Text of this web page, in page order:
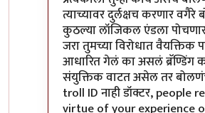
त्याच्यावर दुर्लक्षच करणार
कुठल्या लॉजिकल एंडला
जरा तुमच्या विरोधात वैयक्तिक
आधारित गेलं का असलं ब्रॅण्डिंग
संयुक्तिक वाटत असेल तर
troll ID नाही डॉक्टर, people
virtue of your experience